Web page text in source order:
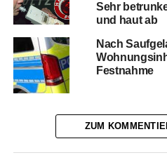
Sehr
und haut ab
Nach
Festnahme
ZUM